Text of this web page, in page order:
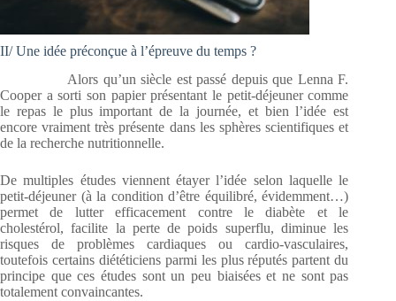
II/ Une idée préconçue à l’épreuve du temps ?
Alors qu’un siècle est passé depuis que Lenna F.
Cooper a sorti son papier présentant le petit-déjeuner comme
le repas le plus important de la journée, et bien l’idée est
encore vraiment très présente dans les sphères scientifiques et
de la recherche nutritionnelle.
De multiples études viennent étayer l’idée selon laquelle le
petit-déjeuner (à la condition d’être équilibré, évidemment…)
permet de lutter efficacement contre le diabète et le
cholestérol, facilite la perte de poids superflu, diminue les
risques de problèmes cardiaques ou cardio-vasculaires,
toutefois certains diététiciens parmi les plus réputés partent du
principe que ces études sont un peu biaisées et ne sont pas
totalement convaincantes.